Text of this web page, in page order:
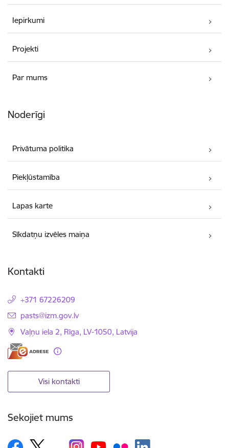
Iepirkumi
Projekti
Par mums
Noderīgi
Privātuma politika
Piekļūstamība
Lapas karte
Sīkdatņu izvēles maiņa
Kontakti
+371 67226209
E-pasts:
pasts@izm.gov.lv
Vaļņu iela 2, Rīga, LV-1050, Latvija
Visi kontakti
Sekojiet mums